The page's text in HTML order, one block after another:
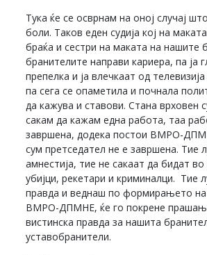
Тука ќе се осврнам на оној случај
боли. Таков еден судија кој на
браќа и сестри на маката на нашите
бранителите направи кариера, па ја
препелка и ја влечкаат од
па сега се опаметила и почнала
да кажува и ставови. Стана врховен
сакам да кажам една работа, таа
завршена, додека постои ВМРО-
сум претседател не е завршена. Тие
амнестија, тие не сакаат да бидат
убијци, рекетари и криминалци. Тие
правда и веднаш по формирањето на
ВМРО-ДПМНЕ, ќе го покрене
вистинска правда за нашита
уставобранители.